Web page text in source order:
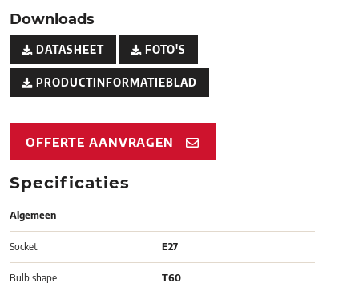
Downloads
DATASHEET FOTO'S
PRODUCTINFORMATIEBLAD
OFFERTE AANVRAGEN
Specificaties
Algemeen
Socket E27
Bulb shape T60